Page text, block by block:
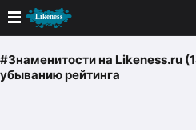
Новые
#Знаменитостина Likeness.ru
убыванию рейтинга